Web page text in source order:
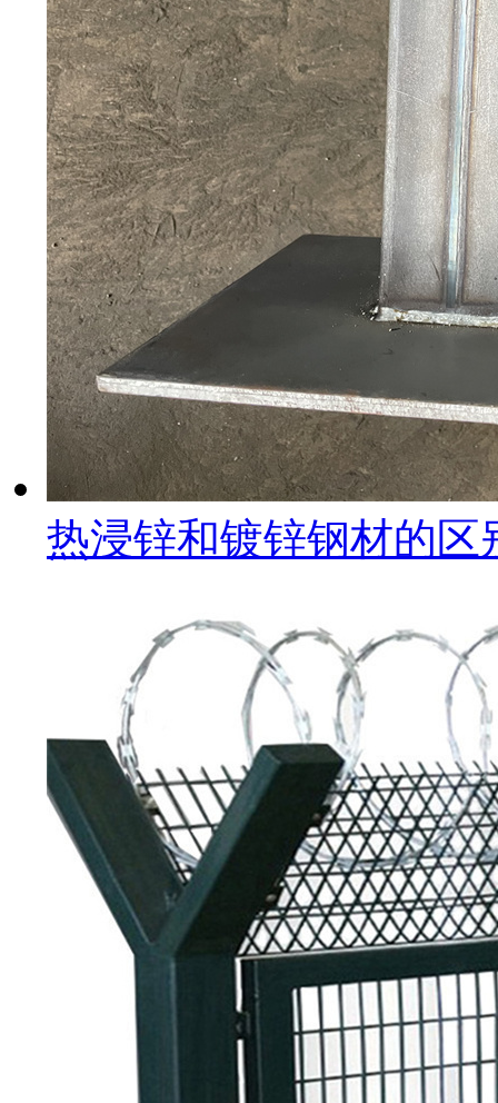
热浸锌和镀锌钢材的区